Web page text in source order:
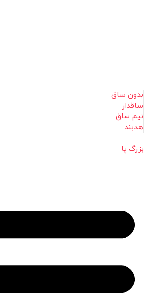
بدون ساق
ساقدار
نیم ساق
هدبند
بزرگ پا